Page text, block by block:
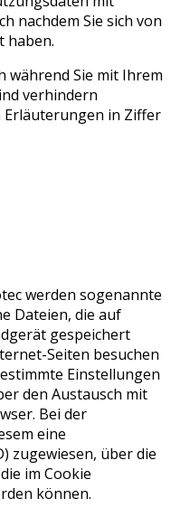
nachdem Sie sich von
haben.
während Sie mit Ihrem
verhindern
Erläuterungen in Ziffer
werden sogenannte
Dateien, die auf
gespeichert
Seiten besuchen
Einstellungen
den Austausch mit
Bei der
eine
zugewiesen, über die
im Cookie
können.